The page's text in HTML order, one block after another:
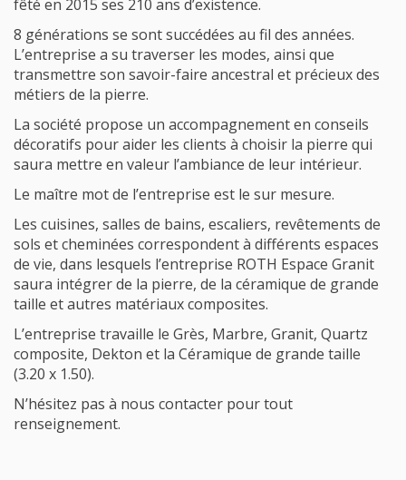
fêté en 2015 ses 210 ans d’existence.
8 générations se sont succédées au fil des années.
L’entreprise a su traverser les modes, ainsi que
transmettre son savoir-faire ancestral et précieux des
métiers de la pierre.
La société propose un accompagnement en conseils
décoratifs pour aider les clients à choisir la pierre qui
saura mettre en valeur l’ambiance de leur intérieur.
Le maître mot de l’entreprise est le sur mesure.
Les cuisines, salles de bains, escaliers, revêtements de
sols et cheminées correspondent à différents espaces
de vie, dans lesquels l’entreprise ROTH Espace Granit
saura intégrer de la pierre, de la céramique de grande
taille et autres matériaux composites.
L’entreprise travaille le Grès, Marbre, Granit, Quartz
composite, Dekton et la Céramique de grande taille
(3.20 x 1.50).
N’hésitez pas à nous contacter pour tout
renseignement.